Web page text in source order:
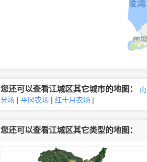
您还可以查看江城区其它城市的地图：
分场| 平冈农场| 红十月农场|
您还可以查看江城区其它类型的地图：